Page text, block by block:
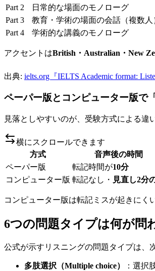
Part 2
日常的な場面のモノローグ
Part 3
教育・学術の場面の会話（複数人
Part 4
学術的な講義のモノローグ
アクセントはBritish・Australian・New
出典: ielts.org『IELTS Academic format:
ペーパー版とコンピューター版で
見落としやすいのが、受験方式による違
横にスクロールできます
方式
音声後の時間
ペーパー版
転記時間が10分
コンピューター版 転記なし・ 見直し2分
コンピューター版は転記ミスが起きにく
6つの問題タイプは何が問
公式が示すリスニングの問題タイプは、
多肢選択（Multiple choice）
：選択